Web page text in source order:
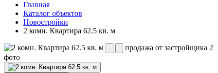
Главная
Каталог объектов
Новостройки
2 комн. Квартира 62.5 кв. м
продажа от застройщика 2
фото